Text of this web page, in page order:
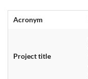
Acronym
Project title